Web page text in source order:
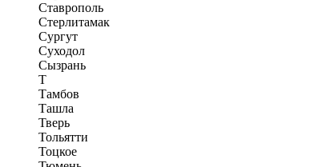
Ставрополь
Стерлитамак
Сургут
Суходол
Сызрань
Т
Тамбов
Ташла
Тверь
Тольятти
Тоцкое